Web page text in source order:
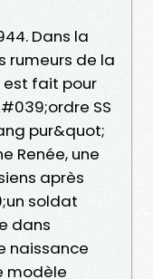
Dans la
rumeurs de la
est fait pour
SS
pur&quot;
Renée, une
après
soldat
dans
naissance
modèle